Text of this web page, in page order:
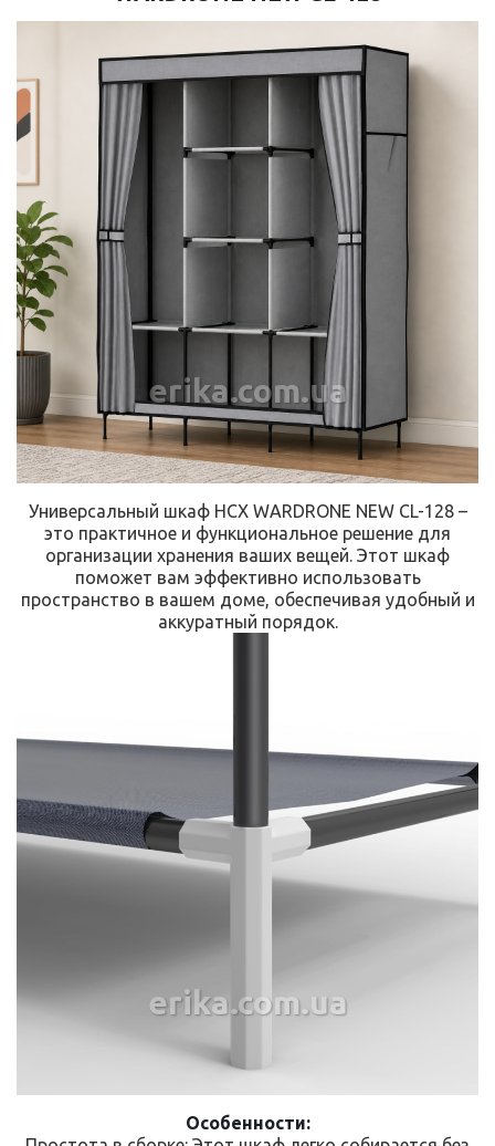
erika.com.ua
Универсальный шкаф HCX WARDRONE NEW CL-128 –
это практичное и функциональное решение для
организации хранения ваших вещей. Этот шкаф
поможет вам эффективно использовать
пространство в вашем доме, обеспечивая удобный и
аккуратный порядок.
erika.com.ua
Особенности: